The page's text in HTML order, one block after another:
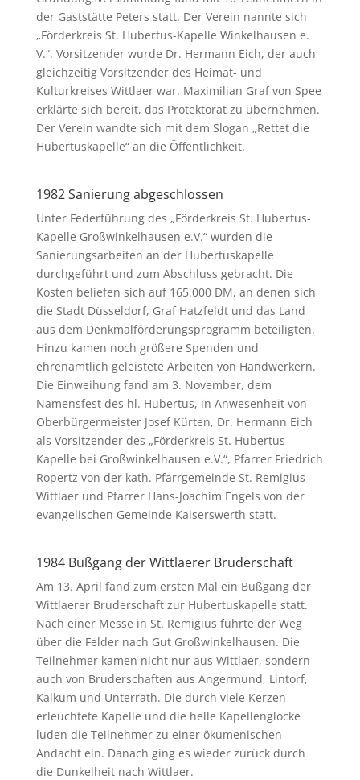
der Gaststätte Peters statt. Der Verein nannte sich
„Förderkreis St. Hubertus-Kapelle Winkelhausen e.
V.“. Vorsitzender wurde Dr. Hermann Eich, der auch
gleichzeitig Vorsitzender des Heimat- und
Kulturkreises Wittlaer war. Maximilian Graf von Spee
erklärte sich bereit, das Protektorat zu übernehmen.
Der Verein wandte sich mit dem Slogan „Rettet die
Hubertuskapelle“ an die Öffentlichkeit.
1982 Sanierung abgeschlossen
Unter Federführung des „Förderkreis St. Hubertus-
Kapelle Großwinkelhausen e.V.“ wurden die
Sanierungsarbeiten an der Hubertuskapelle
durchgeführt und zum Abschluss gebracht. Die
Kosten beliefen sich auf 165.000 DM, an denen sich
die Stadt Düsseldorf, Graf Hatzfeldt und das Land
aus dem Denkmalförderungsprogramm beteiligten.
Hinzu kamen noch größere Spenden und
ehrenamtlich geleistete Arbeiten von Handwerkern.
Die Einweihung fand am 3. November, dem
Namensfest des hl. Hubertus, in Anwesenheit von
Oberbürgermeister Josef Kürten, Dr. Hermann Eich
als Vorsitzender des „Förderkreis St. Hubertus-
Kapelle bei Großwinkelhausen e.V.“, Pfarrer Friedrich
Ropertz von der kath. Pfarrgemeinde St. Remigius
Wittlaer und Pfarrer Hans-Joachim Engels von der
evangelischen Gemeinde Kaiserswerth statt.
1984 Bußgang der Wittlaerer Bruderschaft
Am 13. April fand zum ersten Mal ein Bußgang der
Wittlaerer Bruderschaft zur Hubertuskapelle statt.
Nach einer Messe in St. Remigius führte der Weg
über die Felder nach Gut Großwinkelhausen. Die
Teilnehmer kamen nicht nur aus Wittlaer, sondern
auch von Bruderschaften aus Angermund, Lintorf,
Kalkum und Unterrath. Die durch viele Kerzen
erleuchtete Kapelle und die helle Kapellenglocke
luden die Teilnehmer zu einer ökumenischen
Andacht ein. Danach ging es wieder zurück durch
die Dunkelheit nach Wittlaer.